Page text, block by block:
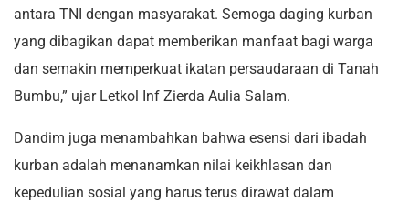
antara TNI dengan masyarakat. Semoga daging kurban
yang dibagikan dapat memberikan manfaat bagi warga
dan semakin memperkuat ikatan persaudaraan di Tanah
Bumbu,” ujar Letkol Inf Zierda Aulia Salam.
Dandim juga menambahkan bahwa esensi dari ibadah
kurban adalah menanamkan nilai keikhlasan dan
kepedulian sosial yang harus terus dirawat dalam